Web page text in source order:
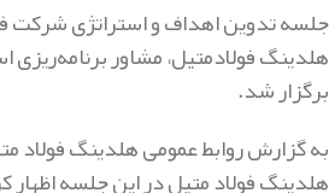
جلسه تدوین اهداف و استراتژی شرکت
برگزار شد.
به گزارش روابط عمومی هلدینگ فولاد